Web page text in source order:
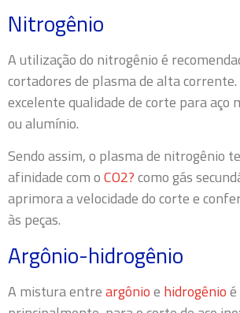
Nitrogênio
A utilização do nitrogênio é
cortadores de plasma de alta
excelente qualidade de corte para aço
ou alumínio.
Sendo assim, o plasma de nitrogênio
afinidade com oCO2?como gás
aprimora a velocidade do corte e
às peças.
Argônio-hidrogênio
A mistura entreargônioe hidrogênio